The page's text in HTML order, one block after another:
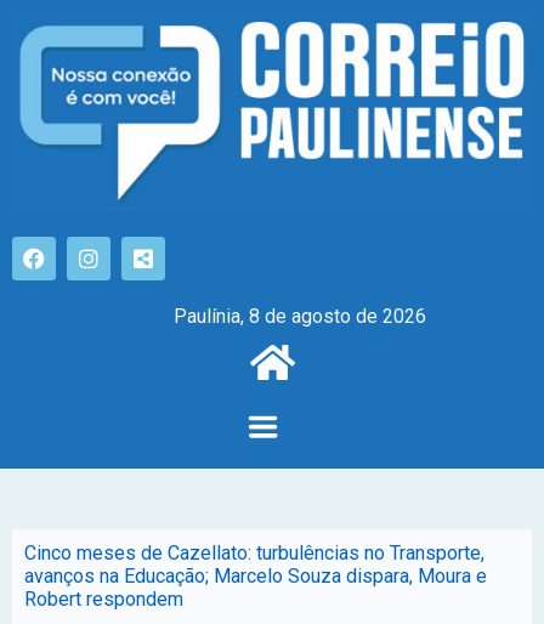
Paulínia, 8 de agosto de 2026
Cinco meses de Cazellato: turbulências no Transporte,
avanços na Educação; Marcelo Souza dispara, Moura e
Robert respondem